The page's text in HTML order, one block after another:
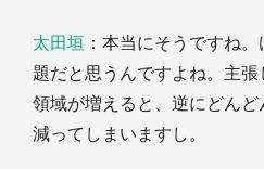
太田垣 ：本当にそうですね
題だと思うんですよね。主
領域が増えると、逆にどん
減ってしまいますし。